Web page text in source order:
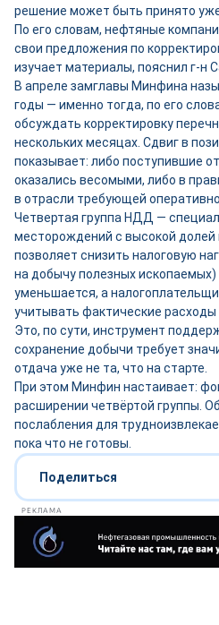
решение может быть принято
По его словам, нефтяные
свои предложения по
изучает материалы, пояснил г-н
В апреле замглавы Минфина
годы — именно тогда, по его
обсуждать корректировку
нескольких месяцах. Сдвиг в
показывает: либо поступившие
оказались весомыми, либо в
в отрасли требующей
Четвертая группа НДД —
месторождений с высокой
позволяет снизить налоговую
на добычу полезных ископаемых)
уменьшается, а
учитывать фактические
Это, по сути, инструмент
сохранение добычи требует
отдача уже не та, что на старте.
При этом Минфин настаивает:
расширении четвёртой группы.
послабления для
пока что не готовы.
Поделиться
РЕКЛАМА